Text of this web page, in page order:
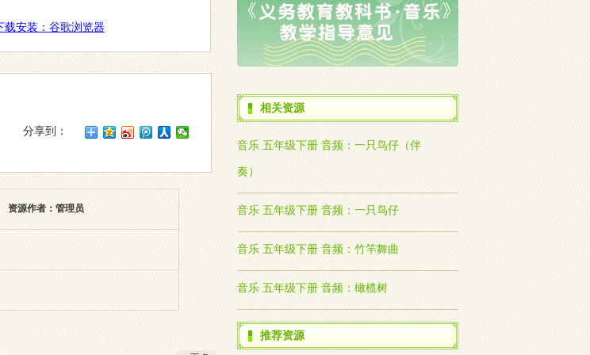
安装： 谷歌浏览器
分享到：
资源作者：管理员
相关资源
音乐 五年级下册 音频：一只鸟仔（伴
奏）
音乐 五年级下册 音频：一只鸟仔
音乐 五年级下册 音频：竹竿舞曲
音乐 五年级下册 音频：橄榄树
推荐资源